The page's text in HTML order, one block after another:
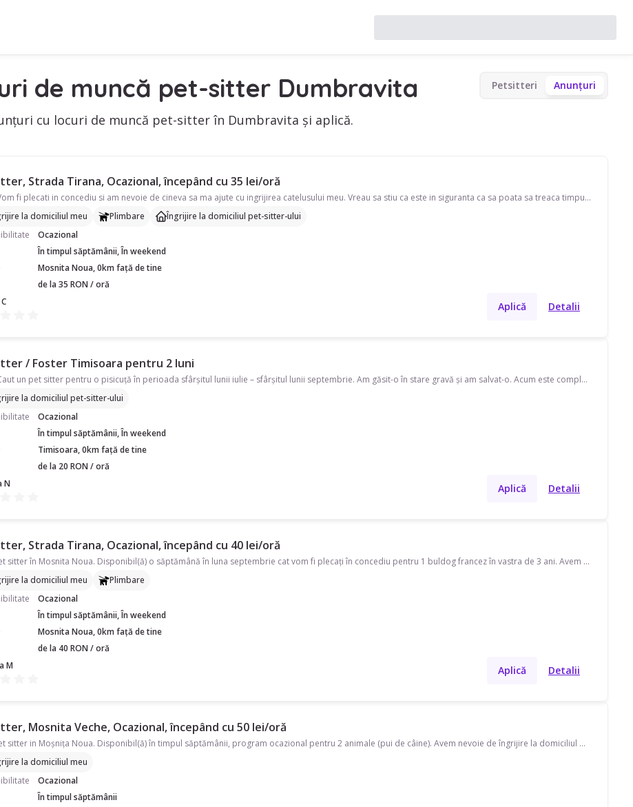
de muncă pet-sitter Dumbravita
cu locuri de muncă pet-sitter în Dumbravita și aplică.
Petsitteri Anunțuri
Strada Tirana, Ocazional, începând cu 35 lei/oră
Buna! Vom fi plecati in concediu si am nevoie de cineva sa ma ajute cu ingrijirea catelusului meu. Vreau sa stiu ca este in siguranta ca sa poata sa treaca timpul intr un mod placut atat pentru el cat si pentru mine. Nu conteaza domiciliul celui care va avea grija..apartament, casa; nu are importanta, noi locuim la apartament. Pentru detalii si discutii, astept mesaj! Va fi pt data 17-21 august sau 24-28 august inca nu stim exact.
la domiciliul meu
Plimbare
Îngrijire la domiciliul pet-sitter-ului
Ocazional
În timpul săptămânii, În weekend
Mosnita Noua, 0km față de tine
de la 35 RON / oră
Aplică Detalii
/ Foster Timisoara pentru 2 luni
Bună! Caut un pet sitter pentru o pisicuță în perioada sfârșitul lunii iulie – sfârșitul lunii septembrie. Am găsit-o în stare gravă și am salvat-o. Acum este complet sănătoasă, deparazitată, vaccinată, are carnet de sănătate și folosește litiera fără probleme. În septembrie are deja o familie care o va adopta. Din păcate, eu voi pleca pe perioada verii în Republica Moldova și nu vreau să o supun unui drum atât de lung doar pentru două luni, motiv pentru care caut o îngrijire temporară. Asigur toată mâncarea, litiera și nisipul pentru întreaga perioadă. Remunerația o stabilim împreună. Este o pisică foarte blândă și extrem de afectuoasă, așa că mi-aș dori să ajungă la cineva care iubește cu adevărat pisicile. Dacă sunteți interesați, vă rog să îmi scrieți.
la domiciliul pet-sitter-ului
Ocazional
În timpul săptămânii, În weekend
Timisoara, 0km față de tine
de la 20 RON / oră
N
Aplică Detalii
Strada Tirana, Ocazional, începând cu 40 lei/oră
Caut pet sitter în Mosnita Noua. Disponibil(ă) o săptămână în luna septembrie cat vom fi plecați în concediu pentru 1 buldog francez în vastra de 3 ani. Avem nevoie de îngrijire la domiciliul meu și plimbare.
la domiciliul meu
Plimbare
Ocazional
În timpul săptămânii, În weekend
Mosnita Noua, 0km față de tine
de la 40 RON / oră
M
Aplică Detalii
Mosnita Veche, Ocazional, începând cu 50 lei/oră
Caut pet sitter in Moșnița Noua. Disponibil(ă) în timpul săptămânii, program ocazional pentru 2 animale (pui de câine). Avem nevoie de îngrijire la domiciliul meu.Trebuie dat de mancare doar, o data pe zi
la domiciliul meu
Ocazional
În timpul săptămânii